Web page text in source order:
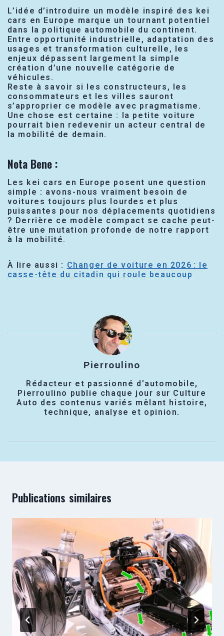
L’idée d’introduire un modèle inspiré des kei
cars en Europe marque un tournant potentiel
dans la politique automobile du continent.
Entre opportunité industrielle, adaptation des
usages et transformation culturelle, les
enjeux dépassent largement la simple
création d’une nouvelle catégorie de
véhicules.
Reste à savoir si les constructeurs, les
consommateurs et les villes sauront
s’approprier ce modèle avec pragmatisme.
Une chose est certaine : la petite voiture
pourrait bien redevenir un acteur central de
la mobilité de demain.
Nota Bene :
Les kei cars en Europe posent une question
simple : avons-nous vraiment besoin de
voitures toujours plus lourdes et plus
puissantes pour nos déplacements quotidiens
? Derrière ce modèle compact se cache peut-
être une mutation profonde de notre rapport
à la mobilité.
À lire aussi : Changer de voiture en 2026 : le
casse-tête du citadin qui roule beaucoup
Pierroulino
Rédacteur et passionné d’automobile,
Pierroulino publie chaque jour sur Culture
Auto des contenus variés mêlant histoire,
technique, analyse et opinion.
Publications similaires